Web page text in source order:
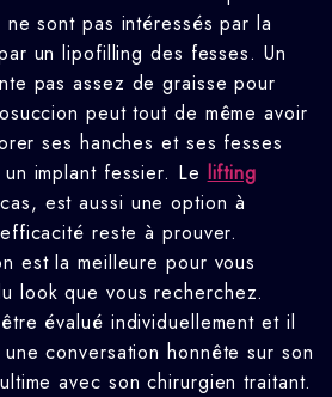
sont pas intéressés par la
un lipofilling des fesses. Un
pas assez de graisse pour
peut tout de même avoir
ses hanches et ses fesses
implant fessier. Le lifting
est aussi une option à
reste à prouver.
est la meilleure pour vous
look que vous recherchez.
évalué individuellement et il
conversation honnête sur son
avec son chirurgien traitant.